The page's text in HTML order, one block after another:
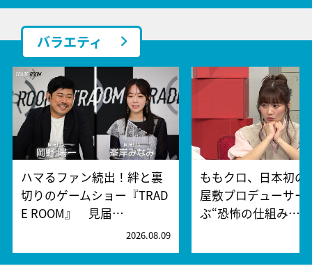
バラエティ
ハマるファン続出！絆と裏
切りのゲームショー『TRAD
E ROOM』 見届…
2026.08.09
ももクロ、日本初の
屋敷プロデューサー
ぶ“恐怖の仕組み…